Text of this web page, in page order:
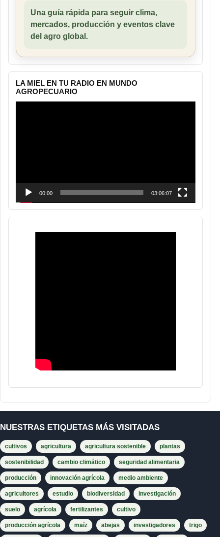
Una guía rápida para seguir clima,
mercados, producción y eventos clave
del agro global.
LA MIEL EN TU RADIO EN MUNDO
AGROPECUARIO
00:00 03:06:07
NUESTRAS ETIQUETAS MÁS VISITADAS
cultivos agricultura agricultura sostenible plantas
sostenibilidad cambio climático seguridad alimentaria
producción innovación agrícola medio ambiente
agricultores estudio biodiversidad investigación
suelo agrícola fertilizantes cultivo
producción agrícola maíz abejas investigadores trigo